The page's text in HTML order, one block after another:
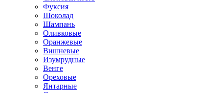
Фуксия
Шоколад
Шампань
Оливковые
Оранжевые
Вишневые
Изумрудные
Венге
Ореховые
Янтарные